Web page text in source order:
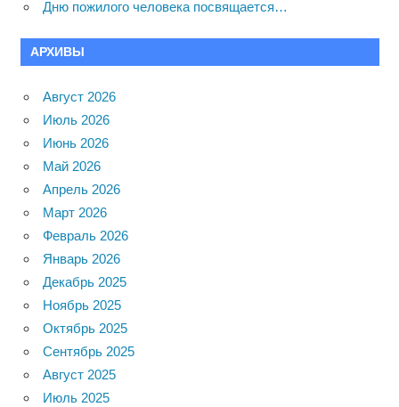
Дню пожилого человека посвящается…
АРХИВЫ
Август 2026
Июль 2026
Июнь 2026
Май 2026
Апрель 2026
Март 2026
Февраль 2026
Январь 2026
Декабрь 2025
Ноябрь 2025
Октябрь 2025
Сентябрь 2025
Август 2025
Июль 2025